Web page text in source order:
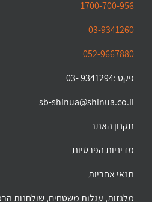
1700-700-956
03-9341260
052-9667880
פקס :9341294 -03
sb-shinua@shinua.co.il
תקנון האתר
מדיניות הפרטיות
תנאי אחריות
מלגזות, עגלות משטחים, שולחנות